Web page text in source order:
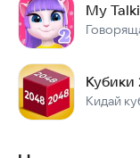
My
Кубики